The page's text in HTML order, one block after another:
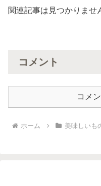
関連記事は見つかりませ
コメント
コメ
ホーム 美味しいも